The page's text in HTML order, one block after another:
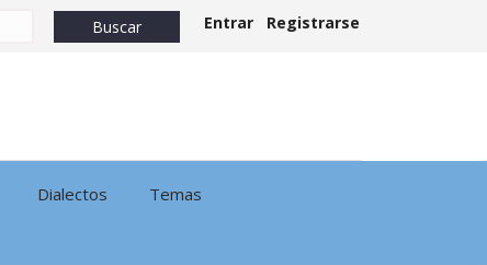
Entrar Registrarse
Dialectos Temas